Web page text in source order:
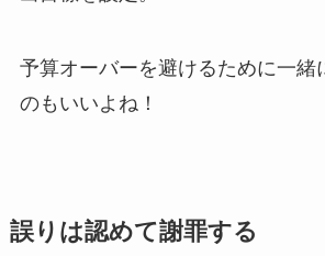
予算オーバーを避けるために一緒
のもいいよね！
誤りは認めて謝罪する